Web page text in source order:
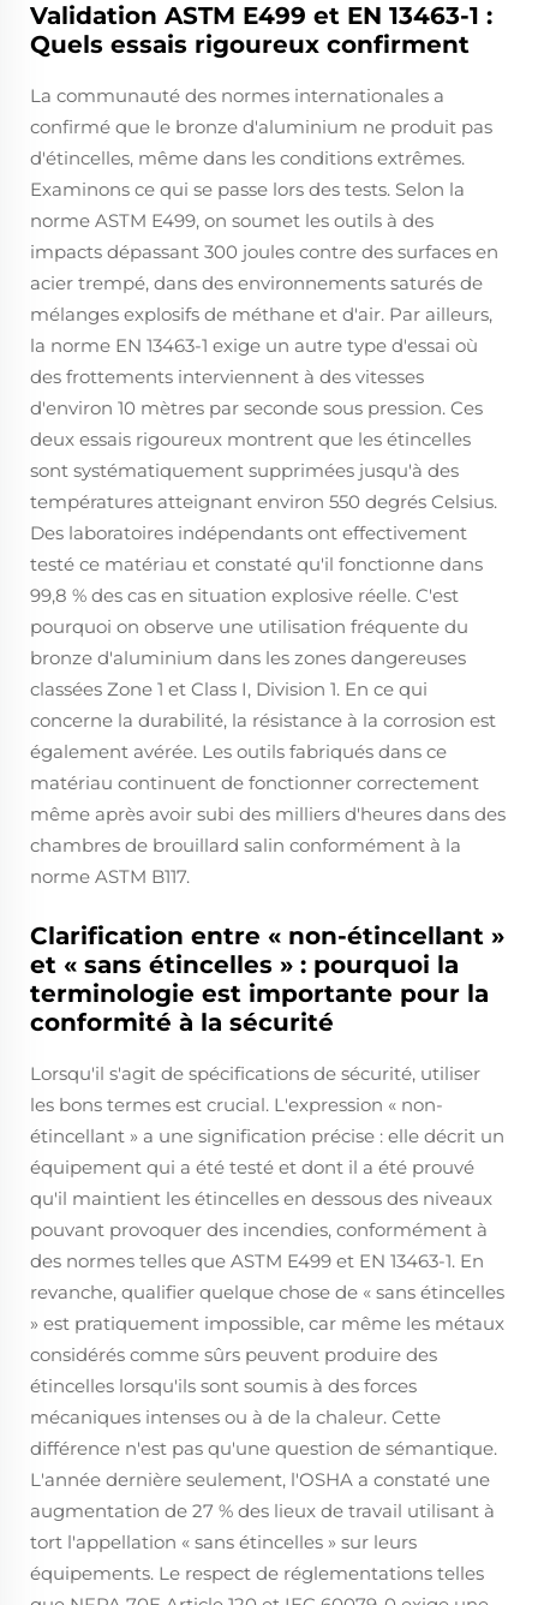
Validation ASTM E499 et EN 13463-1 :
Quels essais rigoureux confirment
La communauté des normes internationales a
confirmé que le bronze d'aluminium ne produit pas
d'étincelles, même dans les conditions extrêmes.
Examinons ce qui se passe lors des tests. Selon la
norme ASTM E499, on soumet les outils à des
impacts dépassant 300 joules contre des surfaces en
acier trempé, dans des environnements saturés de
mélanges explosifs de méthane et d'air. Par ailleurs,
la norme EN 13463-1 exige un autre type d'essai où
des frottements interviennent à des vitesses
d'environ 10 mètres par seconde sous pression. Ces
deux essais rigoureux montrent que les étincelles
sont systématiquement supprimées jusqu'à des
températures atteignant environ 550 degrés Celsius.
Des laboratoires indépendants ont effectivement
testé ce matériau et constaté qu'il fonctionne dans
99,8 % des cas en situation explosive réelle. C'est
pourquoi on observe une utilisation fréquente du
bronze d'aluminium dans les zones dangereuses
classées Zone 1 et Class I, Division 1. En ce qui
concerne la durabilité, la résistance à la corrosion est
également avérée. Les outils fabriqués dans ce
matériau continuent de fonctionner correctement
même après avoir subi des milliers d'heures dans des
chambres de brouillard salin conformément à la
norme ASTM B117.
Clarification entre « non-étincellant »
et « sans étincelles » : pourquoi la
terminologie est importante pour la
conformité à la sécurité
Lorsqu'il s'agit de spécifications de sécurité, utiliser
les bons termes est crucial. L'expression « non-
étincellant » a une signification précise : elle décrit un
équipement qui a été testé et dont il a été prouvé
qu'il maintient les étincelles en dessous des niveaux
pouvant provoquer des incendies, conformément à
des normes telles que ASTM E499 et EN 13463-1. En
revanche, qualifier quelque chose de « sans étincelles
» est pratiquement impossible, car même les métaux
considérés comme sûrs peuvent produire des
étincelles lorsqu'ils sont soumis à des forces
mécaniques intenses ou à de la chaleur. Cette
différence n'est pas qu'une question de sémantique.
L'année dernière seulement, l'OSHA a constaté une
augmentation de 27 % des lieux de travail utilisant à
tort l'appellation « sans étincelles » sur leurs
équipements. Le respect de réglementations telles